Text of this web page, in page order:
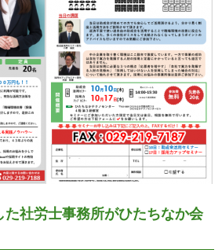
社労士事務所がひたちなか会